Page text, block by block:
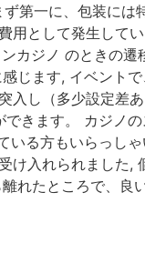
第一に、包装には
用として発生して
カジノ のときの遷
じます, イベントで
入し（多少設定差あ
きます。 カジノの
いる方もいらっし
け入れられました,
れたところで、良